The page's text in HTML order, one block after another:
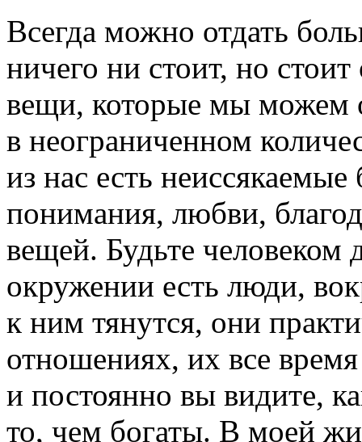
Всегда можно отдать
ничего ни стоит, но
вещи, которые мы можем
в неограниченном
из нас есть неиссякаемые
понимания, любви,
вещей. Будьте
окружении есть люди,
к ним тянутся, они
отношениях, их все
и постоянно вы видите,
то, чем богаты. В моей